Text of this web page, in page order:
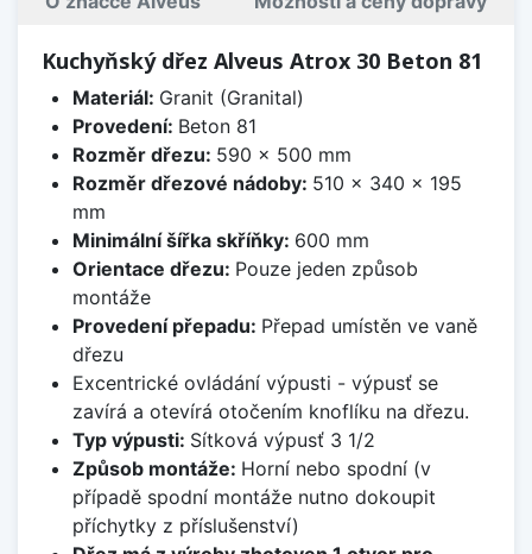
Kuchyňský dřez Alveus Atrox 30 Beton 81
Materiál: Granit (Granital)
Provedení: Beton 81
Rozměr dřezu: 590 x 500 mm
Rozměr dřezové nádoby: 510 x 340 x 195
mm
Minimální šířka skříňky: 600 mm
Orientace dřezu: Pouze jeden způsob
montáže
Provedení přepadu: Přepad umístěn ve vaně
dřezu
Excentrické ovládání výpusti - výpusť se
zavírá a otevírá otočením knoflíku na dřezu.
Typ výpusti: Sítková výpusť 3 1/2
Způsob montáže: Horní nebo spodní (v
případě spodní montáže nutno dokoupit
příchytky z příslušenství)